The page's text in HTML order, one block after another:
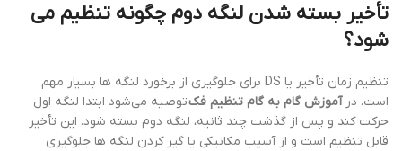
تأخیر بسته شدن لنگه دوم چگونه تنظیم می
شود؟
تنظیم زمان تأخیر یا DS برای جلوگیری از برخورد لنگه ها بسیار مهم
است. درآموزش گام به گام تنظیم فکتوصیه می‌شود ابتدا لنگه اول
حرکت کند و پس از گذشت چند ثانیه، لنگه دوم بسته شود. این تأخیر
قابل تنظیم است و از آسیب مکانیکی یا گیر کردن لنگه ها جلوگیری